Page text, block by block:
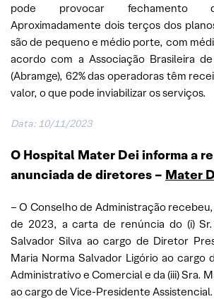
pode provocar fechamento
Aproximadamente dois terços dos
são de pequeno e médio porte, com
acordo com a Associação Brasileira
(Abramge), 62% das operadoras têm
valor, o que pode inviabilizar os serviços.
Data: 10/11/2023
O Hospital Mater Dei informa a
anunciada de diretores – Mater
– O Conselho de Administração
de 2023, a carta de renúncia do (i)
Salvador Silva ao cargo de Diretor
Maria Norma Salvador Ligório ao cargo
Administrativo e Comercial e da (iii) Sra.
ao cargo de Vice-Presidente Assistencial.